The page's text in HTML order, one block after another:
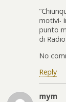
motivi-
punto
di
No
Reply
mym